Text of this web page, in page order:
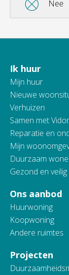
 Nee
Ik huur
Mijn huur
Nieuwe
Verhuizen
Samen met
Reparatie en
Mijn
Duurzaam
Gezond en
Ons aanbod
Huurwoning
Koopwoning
Andere ruimtes
Projecten